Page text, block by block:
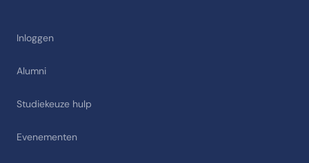
Inloggen
Alumni
Studiekeuze hulp
Evenementen